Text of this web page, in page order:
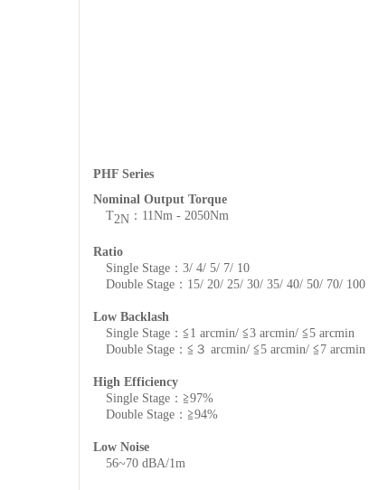
PHF Series
Nominal Output Torque
T2N ：11Nm - 2050Nm
Ratio
Single Stage：3/ 4/ 5/ 7/ 10
Double Stage：15/ 20/ 25/ 30/ 35/ 40/ 50/ 70/ 100
Low Backlash
Single Stage：≦1 arcmin/ ≦3 arcmin/ ≦5 arcmin
Double Stage：≦３ arcmin/ ≦5 arcmin/ ≦7 arcmin
High Efficiency
Single Stage：≧97%
Double Stage：≧94%
Low Noise
56~70 dBA/1m